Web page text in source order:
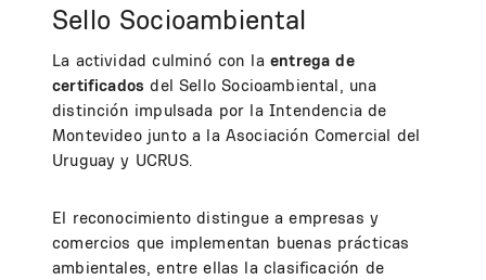
Sello Socioambiental
La actividad culminó con laentrega de
certificados del Sello Socioambiental, una
distinción impulsada por la Intendencia de
Montevideo junto a la Asociación Comercial del
Uruguay y UCRUS.
El reconocimiento distingue a empresas y
comercios que implementan buenas prácticas
ambientales, entre ellas la clasificación de